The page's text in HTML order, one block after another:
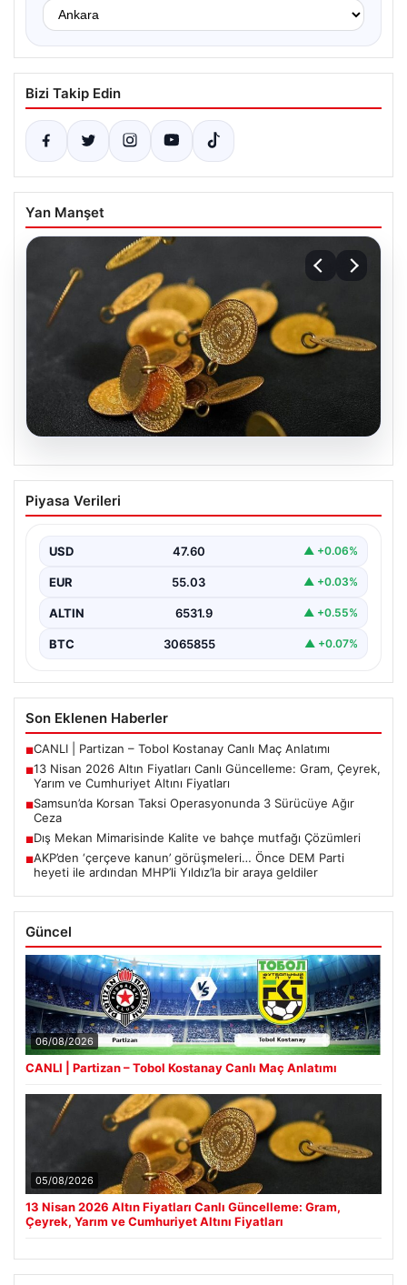
Bizi Takip Edin
Yan Manşet
13 Nisan 2026 Altın Fiyatları Canlı
Güncelleme: Gram, Çeyrek, Yarım ve
Altın piyasalarda hafta başında tansiyon yükseldi. ABD
beklenen…
Piyasa Verileri
USD 47.60 ▲ +0.06%
EUR 55.03 ▲ +0.03%
ALTIN 6531.9 ▲ +0.55%
BTC 3065855 ▲ +0.07%
Son Eklenen Haberler
■CANLI | Partizan – Tobol Kostanay Canlı Maç Anlatımı
■13 Nisan 2026 Altın Fiyatları Canlı Güncelleme: Gram, Çeyrek,
Yarım ve Cumhuriyet Altını Fiyatları
■Samsun’da Korsan Taksi Operasyonunda 3 Sürücüye Ağır
Ceza
■Dış Mekan Mimarisinde Kalite ve bahçe mutfağı Çözümleri
■AKP’den ‘çerçeve kanun’ görüşmeleri… Önce DEM Parti
heyeti ile ardından MHP’li Yıldız’la bir araya geldiler
Güncel
06/08/2026
CANLI | Partizan – Tobol Kostanay Canlı Maç Anlatımı
05/08/2026
13 Nisan 2026 Altın Fiyatları Canlı Güncelleme: Gram,
Çeyrek, Yarım ve Cumhuriyet Altını Fiyatları